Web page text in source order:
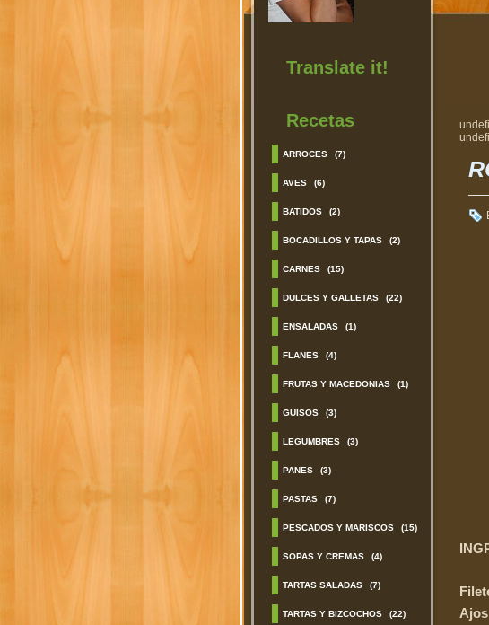
Translate it!
Recetas
ARROCES (7)
AVES (6)
BATIDOS (2)
BOCADILLOS Y TAPAS (2)
CARNES (15)
DULCES Y GALLETAS (22)
ENSALADAS (1)
FLANES (4)
FRUTAS Y MACEDONIAS (1)
GUISOS (3)
LEGUMBRES (3)
PANES (3)
PASTAS (7)
PESCADOS Y MARISCOS (15)
SOPAS Y CREMAS (4)
TARTAS SALADAS (7)
TARTAS Y BIZCOCHOS (22)
Ajos